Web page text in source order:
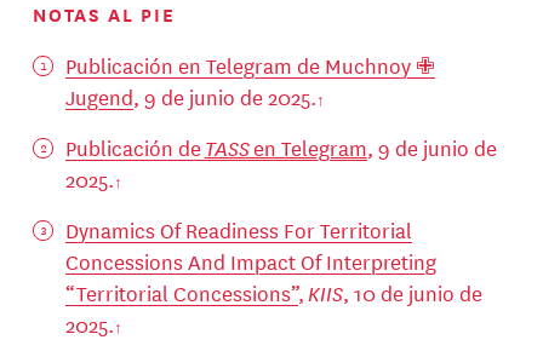
NOTAS AL PIE
Publicación en Telegram de Muchnoy ✙
Jugend, 9 de junio de 2025.
Publicación deTASSen Telegram, 9 de junio de
2025.
Dynamics Of Readiness For Territorial
Concessions And Impact Of Interpreting
“Territorial Concessions”,KIIS, 10 de junio de
2025.